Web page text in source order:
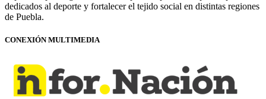
dedicados al deporte y fortalecer el tejido social en distintas regiones
de Puebla.
CONEXIÓN MULTIMEDIA